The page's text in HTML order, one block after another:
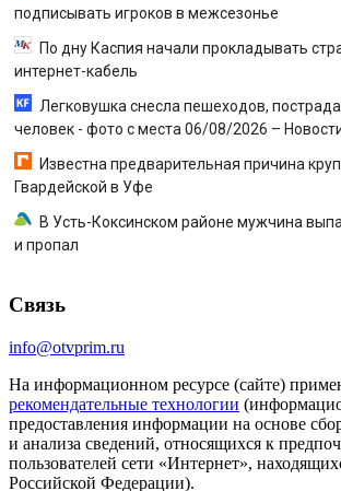
подписывать игроков в межсезонье
По дну Каспия начали прокладывать
интернет-кабель
Легковушка снесла пешеходов,
человек - фото с места 06/08/2026 –
Известна предварительная причина
Гвардейской в Уфе
В Усть-Коксинском районе мужчина
и пропал
Связь
info@otvprim.ru
На информационном ресурсе (сайте)
рекомендательные технологии
предоставления информации на основе
и анализа сведений, относящихся к
пользователей сети «Интернет»,
Российской Федерации).